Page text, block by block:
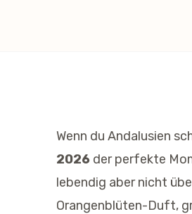
Wenn du Andalusien
2026 der perfekte
lebendig aber nicht
Orangenblüten-Duft,